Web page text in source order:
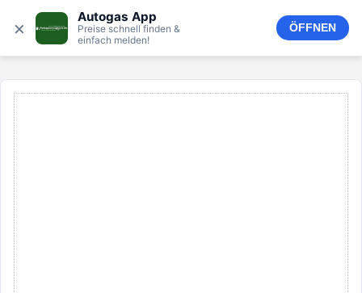
× Autogas App
Preise schnell finden &
einfach melden!
ÖFFNEN